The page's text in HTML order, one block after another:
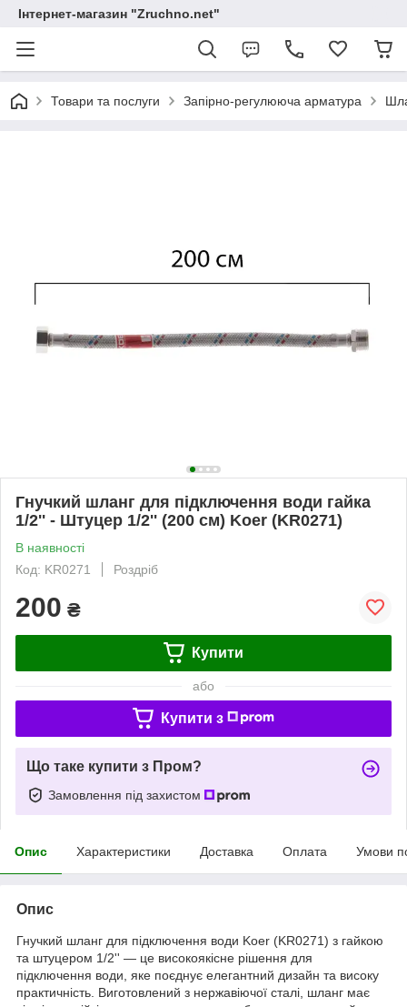
Інтернет-магазин "Zruchno.net"
Товари та послуги Запірно-регулююча арматура
Гнучкий шланг для підключення води гайка
1/2'' - Штуцер 1/2'' (200 см) Koer (KR0271)
В наявності
Код: KR0271
Роздріб
200 ₴
Купити
або
Купити з
Що таке купити з Пром?
Замовлення під захистом
Опис Характеристики Доставка Оплата Умови
Опис
Гнучкий шланг для підключення води Koer (KR0271) з гайкою
та штуцером 1/2'' — це високоякісне рішення для
підключення води, яке поєднує елегантний дизайн та високу
практичність. Виготовлений з нержавіючої сталі, шланг має